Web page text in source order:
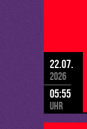
22.07.
2026
05:55
Uhr